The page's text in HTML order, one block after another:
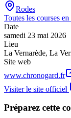
Rodes
Toutes les courses en
Date
samedi 23 mai 2026
Lieu
La Vernarède, La
Site web
www.chronogard.fr
Visiter le site officiel
Préparez cette